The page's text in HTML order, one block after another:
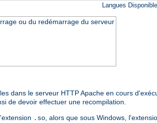
Langues
ou du redémarrage du serveur
dans le serveur HTTP Apache en cours
de devoir effectuer une recompilation.
.so, alors que sous Windows,